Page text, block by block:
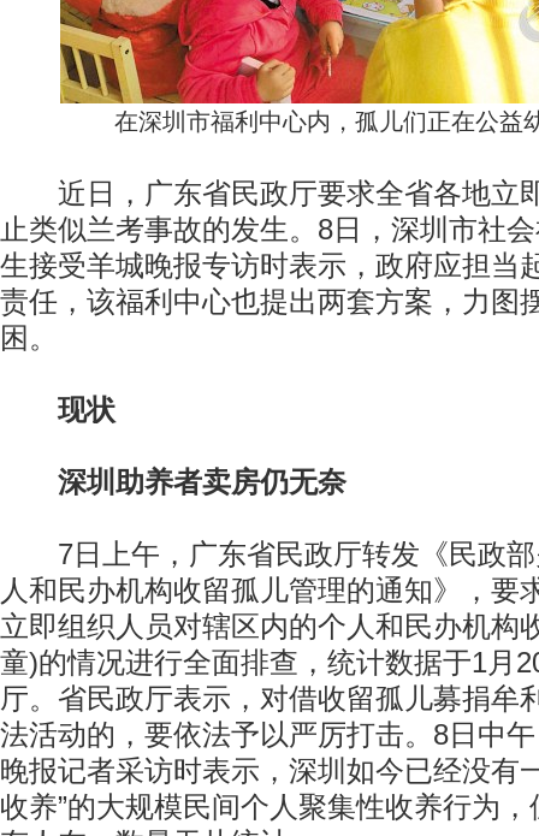
在深圳市福利中心内，孤儿们正在公益
近日，广东省民政厅要求全省各地立
止类似兰考事故的发生。8日，深圳市社
生接受羊城晚报专访时表示，政府应担当
责任，该福利中心也提出两套方案，力图
困。
现状
深圳助养者卖房仍无奈
7日上午，广东省民政厅转发《民政部
人和民办机构收留孤儿管理的通知》，要
立即组织人员对辖区内的个人和民办机构
童)的情况进行全面排查，统计数据于1月
厅。省民政厅表示，对借收留孤儿募捐牟
法活动的，要依法予以严厉打击。8日中
晚报记者采访时表示，深圳如今已经没有
收养”的大规模民间个人聚集性收养行为